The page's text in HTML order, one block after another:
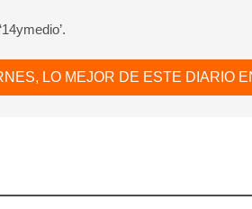
LO MEJOR DE ESTE DIARIO